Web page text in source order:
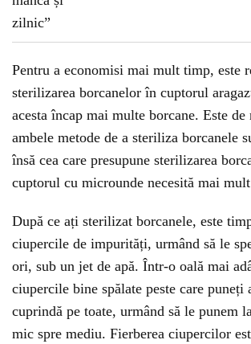
Pentru a economisi mai mult timp, este
sterilizarea borcanelor în cuptorul
acesta încap mai multe borcane. Este de
ambele metode de a steriliza borcanele
însă cea care presupune sterilizarea
cuptorul cu microunde necesită mai
După ce ați sterilizat borcanele, este
ciupercile de impurități, urmând să le
ori, sub un jet de apă. Într-o oală mai
ciupercile bine spălate peste care puneți
cuprindă pe toate, urmând să le punem
mic spre mediu. Fierberea ciupercilor